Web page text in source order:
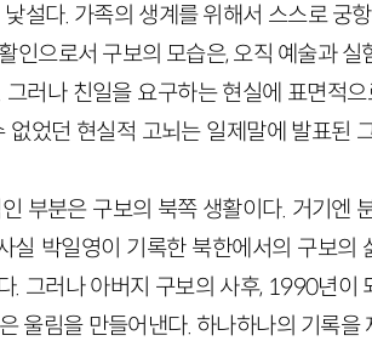
설다. 가족의 생계를 위해서 스스로 궁
인으로서 구보의 모습은, 오직 예술과 실
러나 친일을 요구하는 현실에 표면적
없었던 현실적 고뇌는 일제말에 발표된
부분은 구보의 북쪽 생활이다. 거기엔
실 박일영이 기록한 북한에서의 구보의
. 그러나 아버지 구보의 사후, 1990년이
울림을 만들어낸다. 하나하나의 기록